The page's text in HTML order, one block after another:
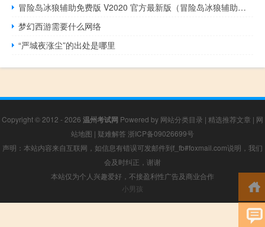
冒险岛冰狼辅助免费版 V2020 官方最新版（冒险岛冰狼辅助免费版 V2020 官方最新版功能简介）
梦幻西游需要什么网络
“严城夜涨尘”的出处是哪里
Copyright © 2012 - 2026 温州考试网 Powered by 网站分类目录 | 精选推荐文章 | 网
站地图 | 疑难解答 浙ICP备09026699号
声明：本站内容来自互联网，如信息有错误可发邮件到f_fb#foxmail.com说明，我们
会及时纠正，谢谢
本站仅为个人兴趣爱好，不接盈利性广告及商业合作
小男孩